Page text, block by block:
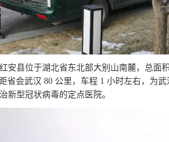
县位于湖北省东北部大别山南麓，总面积
省会武汉 80 公里，车程 1 小时左右，为
新型冠状病毒的定点医院。